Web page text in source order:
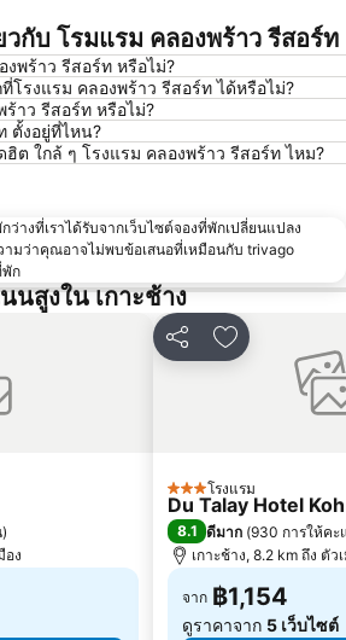
กับ โรมแรม คลองพร้าว รีสอร์ท
พร้าว รีสอร์ท หรือไม่?
โรงแรม คลองพร้าว รีสอร์ท ได้หรือไม่?
าว รีสอร์ท หรือไม่?
ตั้งอยู่ที่ไหน?
ต ใกล้ ๆ โรงแรม คลองพร้าว รีสอร์ท ไหม?
ว่างที่เราได้รับจากเว็บไซต์จองที่พักเปลี่ยนแปลง
ามว่าคุณอาจไม่พบข้อเสนอที่เหมือนกับ trivago
พัก
สูงใน เกาะช้าง
รด
)
อง
แชร์ เพิ่มในรายกา
3 ดาวโรงแรม
Du Talay Hotel
8.1 ดีมาก (930 การให้คะ
เกาะช้าง, 8.2 km ถึง ตัว
จาก ฿1,154
ดูราคาจาก 5 เว็บไซต์